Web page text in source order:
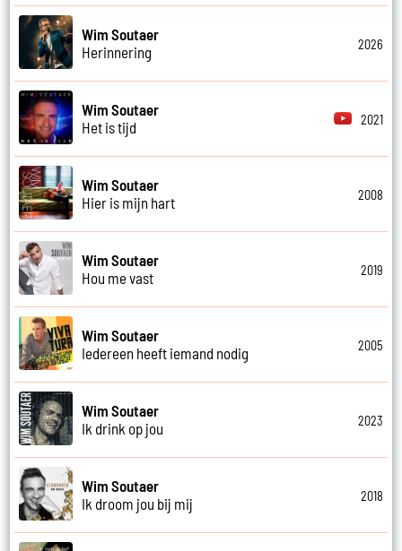
Wim Soutaer
Herinnering
2026
Wim Soutaer
Het is tijd
2021
Wim Soutaer
Hier is mijn hart
2008
Wim Soutaer
Hou me vast
2019
Wim Soutaer
Iedereen heeft iemand nodig
2005
Wim Soutaer
Ik drink op jou
2023
Wim Soutaer
Ik droom jou bij mij
2018